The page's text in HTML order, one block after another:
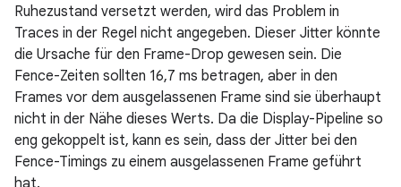
Ruhezustand versetzt werden, wird das Problem in
Traces in der Regel nicht angegeben. Dieser Jitter könnte
die Ursache für den Frame-Drop gewesen sein. Die
Fence-Zeiten sollten 16,7 ms betragen, aber in den
Frames vor dem ausgelassenen Frame sind sie überhaupt
nicht in der Nähe dieses Werts. Da die Display-Pipeline so
eng gekoppelt ist, kann es sein, dass der Jitter bei den
Fence-Timings zu einem ausgelassenen Frame geführt
hat.